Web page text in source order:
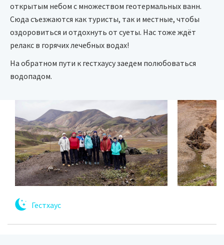
открытым небом с множеством геотермальных ванн.
Сюда съезжаются как туристы, так и местные, чтобы
оздоровиться и отдохнуть от суеты. Нас тоже ждёт
релакс в горячих лечебных водах!
На обратном пути к гестхаусу заедем полюбоваться
водопадом.
Гестхаус